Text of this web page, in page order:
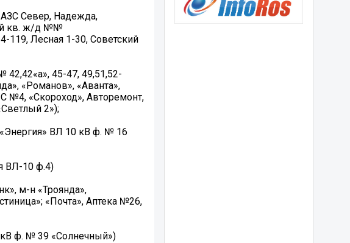
АЗС Север, Надежда,
ой кв. ж/д №№
119, Лесная 1-30, Советский
45-47, 49,51,52-
«Романов», «Аванта»,
№4, «Скороход», Авторемонт,
2»);
«Энергия» ВЛ 10 кВ ф. № 16
ВЛ-10 ф.4)
м-н «Троянда»,
«Почта», Аптека №26,
ф. № 39 «Солнечный»)